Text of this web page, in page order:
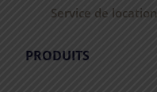
Service de location
PRODUITS